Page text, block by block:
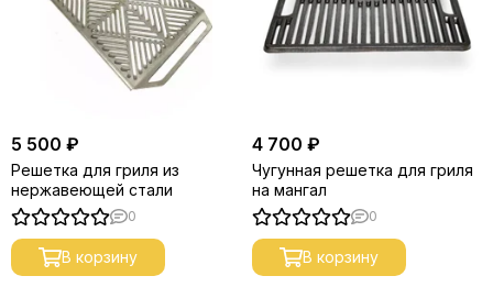
5 500 ₽
Решетка для гриля из
нержавеющей стали
0
В корзину
4 700 ₽
Чугунная решетка для гриля
на мангал
0
В корзину